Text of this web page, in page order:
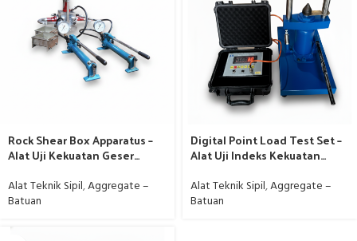
Rock Shear Box Apparatus –
Alat Uji Kekuatan Geser
Alat Teknik Sipil,Aggregate –
Batuan
Digital Point Load Test Set –
Alat Uji Indeks Kekuatan
Alat Teknik Sipil,Aggregate –
Batuan